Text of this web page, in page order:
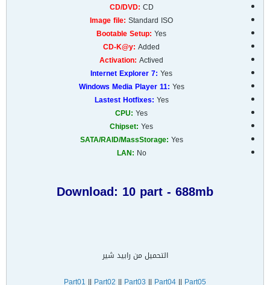
CD/DVD: CD
Image file: Standard ISO
Bootable Setup: Yes
CD-K@y: Added
Activation: Actived
Internet Explorer 7: Yes
Windows Media Player 11: Yes
Lastest Hotfixes: Yes
CPU: Yes
Chipset: Yes
SATA/RAID/MassStorage: Yes
LAN: No
Download: 10 part - 688mb
التحميل من رابيد شير
Part01 || Part02 || Part03 || Part04 || Part05